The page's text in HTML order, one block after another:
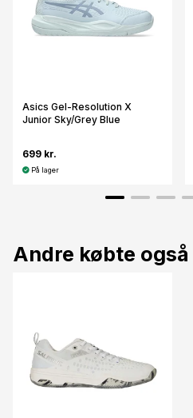
Asics Gel-Resolution X
Junior Sky/Grey Blue
699 kr.
På lager
Andre købte også